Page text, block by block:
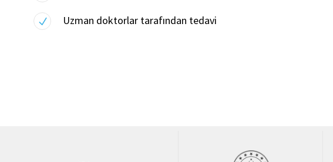
Uzman doktorlar tarafından tedavi